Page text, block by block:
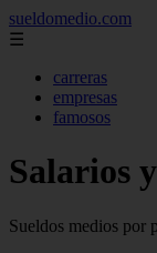
sueldomedio.com
☰
carreras
empresas
famosos
Salarios
Sueldos medios por